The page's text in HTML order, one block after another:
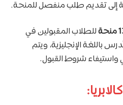
إلى تقديم طلب منفصل للمنحة.
للطلاب المقبولين في
باللغة الإنجليزية، ويتم
واستيفاء شروط القبول.